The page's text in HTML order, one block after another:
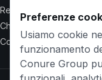
Regolamento
Chi Siamo
Contatti
Preferenze
Usiamo cookie
funzionamento
Conure Group